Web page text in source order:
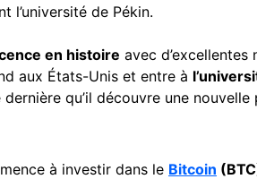
l’université de Pékin.
en histoire avec d’excellentes
aux États-Unis et entre à
qu’il découvre une
à investir dans le Bitcoin